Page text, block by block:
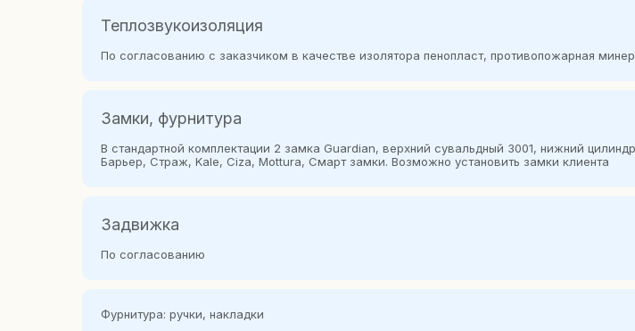
Теплозвукоизоляция
По согласованию с заказчиком в качестве изолятора пенопласт, противопожарная
Замки, фурнитура
В стандартной комплектации 2 замка Guardian, верхний сувальдный 3001, нижний
Барьер, Страж, Kale, Сiza, Mottura, Смарт замки. Возможно установить замки клиента
Задвижка
По согласованию
Фурнитура: ручки, накладки